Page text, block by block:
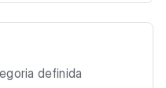
definida